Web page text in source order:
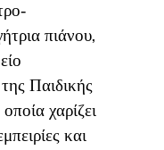
πιάνου,
Παιδικής
χαρίζει
και